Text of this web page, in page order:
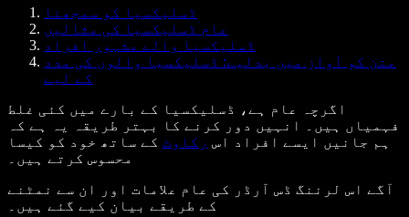
ڈسلیکسیا کو سمجھنا
عام ڈسلیکسیا کی مثالیں
ڈسلیکسیا والے مشہور افراد
متن کو آواز میں بدلیے: ڈسلیکسیا والوں کی مدد
کے لیے
اگرچہ عام ہے، ڈسلیکسیا کے بارے میں کئی غلط
فہمیاں ہیں۔ انہیں دور کرنے کا بہتر طریقہ یہ ہے کہ
ہم جانیں ایسے افراد اس رکاوٹ کے ساتھ خود کو کیسا
محسوس کرتے ہیں۔
آگے اس لرننگ ڈس آرڈر کی عام علامات اور ان سے نمٹنے
کے طریقے بیان کیے گئے ہیں۔